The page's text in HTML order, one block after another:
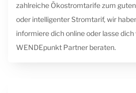
zahlreiche Ökostromtarife zum
oder intelligenter Stromtarif, wir
informiere dich online oder lasse
WENDEpunkt Partner beraten.